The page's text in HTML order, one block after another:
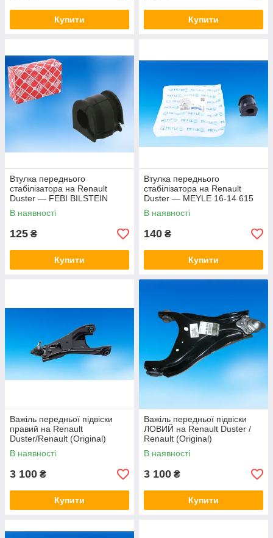
Купити Купити
Втулка переднього
стабілізатора на Renault
Duster — FEBI BILSTEIN
37726
В наявності
125 ₴
Купити
Втулка переднього
стабілізатора на Renault
Duster — MEYLE 16-14 615
0009
В наявності
140 ₴
Купити
Важіль передньої підвіски
правий на Renault
Duster/Renault (Original)
545001225R
В наявності
3 100 ₴
Купити
Важіль передньої підвіски
ЛОВИЙ на Renault Duster /
Renault (Original)
545012815R
В наявності
3 100 ₴
Купити